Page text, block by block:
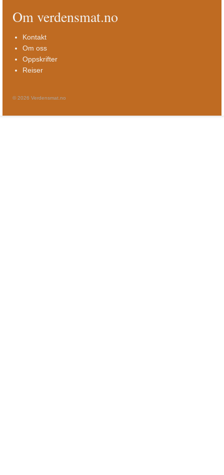
Om verdensmat.no
Kontakt
Om oss
Oppskrifter
Reiser
© 2026 Verdensmat.no